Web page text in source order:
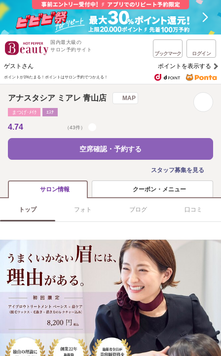
国内最大級の
サロン予約サイト
ブックマーク ログイン
ゲストさん ポイントを表示する
ポイントが1%たまる！ ポイントはサロン予約でつかえる！
アナスタシア ミアレ 青山店 MAP
まつげ･ﾒｲｸ ｴｽﾃ
4.74 （43件）
空席確認・予約する
スタッフ募集を見る
サロン情報 クーポン・メニュー
トップ フォト ブログ 口コミ